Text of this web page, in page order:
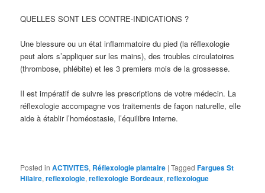
QUELLES SONT LES CONTRE-INDICATIONS ?
Une blessure ou un état inflammatoire du pied (la réflexologie
peut alors s’appliquer sur les mains), des troubles circulatoires
(thrombose, phlébite) et les 3 premiers mois de la grossesse.
Il est impératif de suivre les prescriptions de votre médecin. La
réflexologie accompagne vos traitements de façon naturelle, elle
aide à établir l’homéostasie, l’équilibre interne.
Posted in ACTIVITES, Réflexologie plantaire |Tagged Fargues St
Hilaire,reflexologie,reflexologie Bordeaux,reflexologue